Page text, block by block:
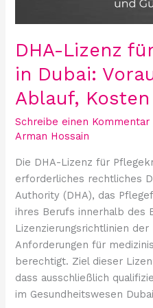
DHA-Lizenz
in Dubai:
Ablauf,
Schreibe einen Kommentar
Arman Hossain
Die DHA-Lizenz für
erforderliches rechtliches
Authority (DHA), das
ihres Berufs innerhalb des
Lizenzierungsrichtlinien
Anforderungen für
berechtigt. Ziel dieser
dass ausschließlich
im Gesundheitswesen
Kosten
und
Gültigkeit